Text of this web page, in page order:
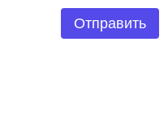
Отправить